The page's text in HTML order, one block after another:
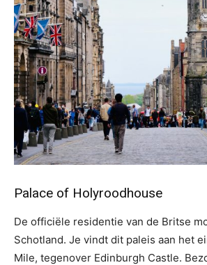
Palace of Holyroodhouse
De officiële residentie van de Britse
Schotland. Je vindt dit paleis aan het
Mile, tegenover Edinburgh Castle.